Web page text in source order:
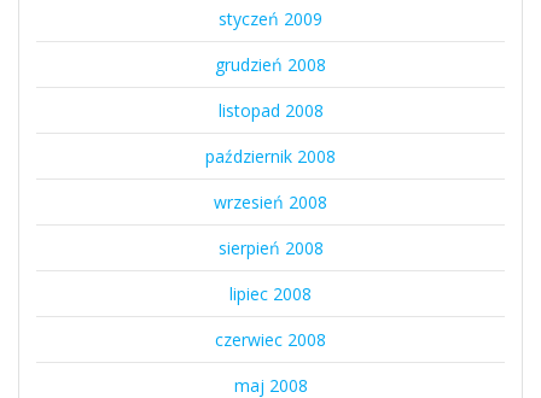
styczeń 2009
grudzień 2008
listopad 2008
październik 2008
wrzesień 2008
sierpień 2008
lipiec 2008
czerwiec 2008
maj 2008